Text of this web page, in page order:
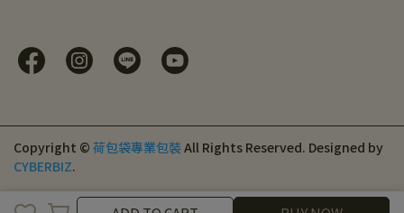
Copyright © 荷包袋專業包裝All Rights Reserved. Designed by
CYBERBIZ.